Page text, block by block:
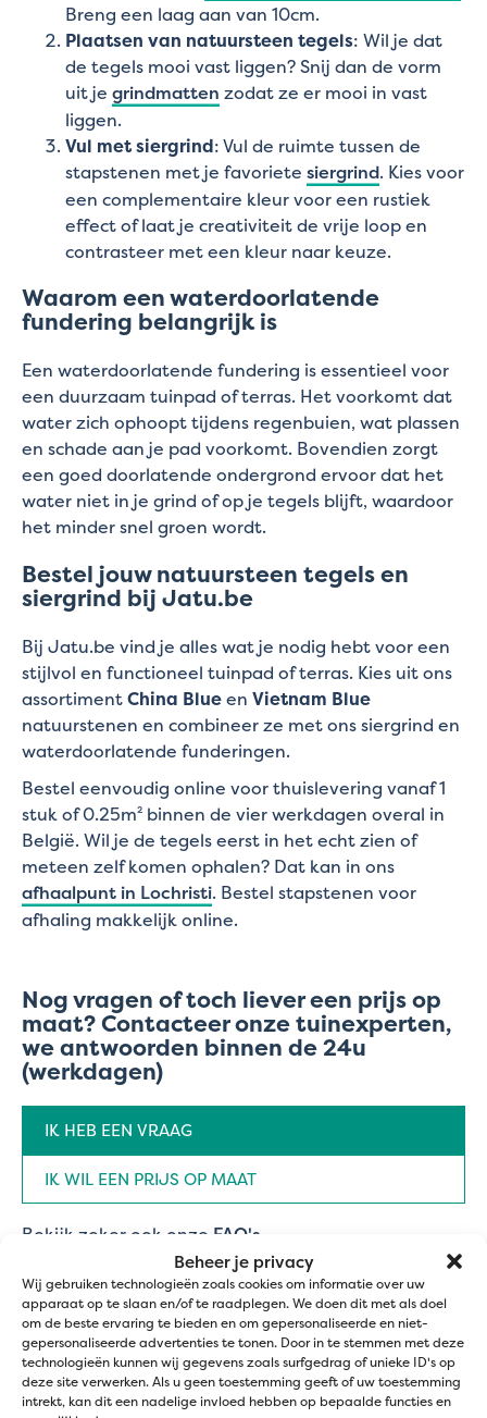
Beheer je privacy
Wij gebruiken technologieën zoals cookies om informatie over uw
apparaat op te slaan en/of te raadplegen. We doen dit met als doel
om de beste ervaring te bieden en om gepersonaliseerde en niet-
gepersonaliseerde advertenties te tonen. Door in te stemmen met deze
technologieën kunnen wij gegevens zoals surfgedrag of unieke ID's op
deze site verwerken. Als u geen toestemming geeft of uw toestemming
intrekt, kan dit een nadelige invloed hebben op bepaalde functies en
Breng een laag aan van 10cm.
Plaatsen van natuursteen tegels: Wil je dat
de tegels mooi vast liggen? Snij dan de vorm
uit je grindmatten zodat ze er mooi in vast
liggen.
Vul met siergrind: Vul de ruimte tussen de
stapstenen met je favoriete siergrind. Kies voor
een complementaire kleur voor een rustiek
effect of laat je creativiteit de vrije loop en
contrasteer met een kleur naar keuze.
Waarom een waterdoorlatende
fundering belangrijk is
Een waterdoorlatende fundering is essentieel voor
een duurzaam tuinpad of terras. Het voorkomt dat
water zich ophoopt tijdens regenbuien, wat plassen
en schade aan je pad voorkomt. Bovendien zorgt
een goed doorlatende ondergrond ervoor dat het
water niet in je grind of op je tegels blijft, waardoor
het minder snel groen wordt.
Bestel jouw natuursteen tegels en
siergrind bij Jatu.be
Bij Jatu.be vind je alles wat je nodig hebt voor een
stijlvol en functioneel tuinpad of terras. Kies uit ons
assortimentChina Blueen Vietnam Blue
natuurstenen en combineer ze met ons siergrind en
waterdoorlatende funderingen.
Bestel eenvoudig online voor thuislevering vanaf 1
stuk of 0.25m² binnen de vier werkdagen overal in
België. Wil je de tegels eerst in het echt zien of
meteen zelf komen ophalen? Dat kan in ons
afhaalpunt in Lochristi. Bestel stapstenen voor
afhaling makkelijk online.
Nog vragen of toch liever een prijs op
maat? Contacteer onze tuinexperten,
we antwoorden binnen de 24u
(werkdagen)
type
(Vereist)
IK HEB EEN VRAAG
IK WIL EEN PRIJS OP MAAT
Bekijk zeker ook onze FAQ's
Naam
(Vereist)
Voornaam
Achternaam
E-